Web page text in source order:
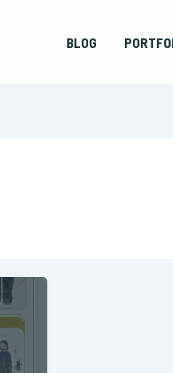
BLOG